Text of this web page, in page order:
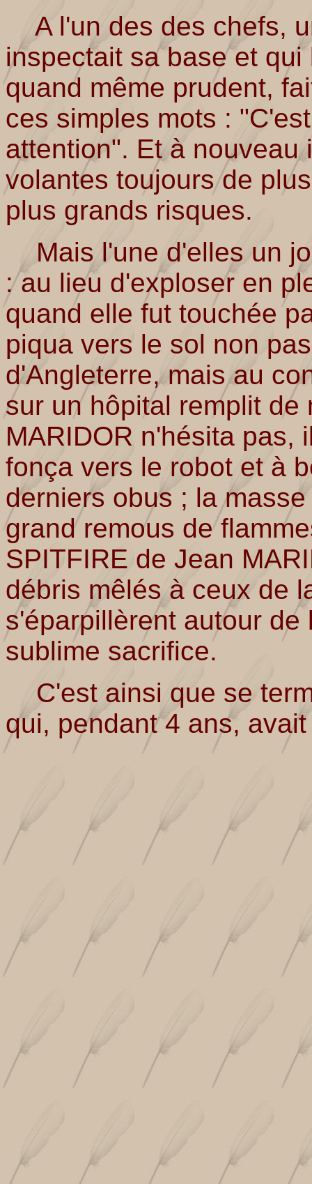
A l'un des des chefs,
inspectait sa base et
quand même prudent,
ces simples mots :
attention". Et à nouveau
volantes toujours de
plus grands risques.
Mais l'une d'elles un
: au lieu d'exploser en
quand elle fut touchée
piqua vers le sol non
d'Angleterre, mais au
sur un hôpital remplit de
MARIDOR n'hésita pas,
fonça vers le robot et à
derniers obus ; la
grand remous de
SPITFIRE de Jean
débris mêlés à ceux de
s'éparpillèrent autour
sublime sacrifice.
C'est ainsi que se
qui, pendant 4 ans,